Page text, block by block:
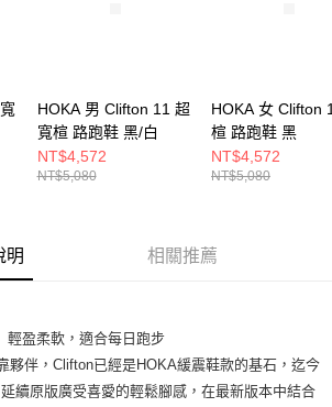
HOKA 男 Clifton 11 超
寬楦 路跑鞋 黑/白
NT$4,572
NT$5,080
HOKA 女 Clifton
楦 路跑鞋 黑
NT$4,572
NT$5,080
明 相關推薦
輕盈柔軟，適合每日跑步
夥伴，Clifton已經是HOKA緩震鞋款的基石，迄今
續原版廣受喜愛的輕鬆腳感，在最新版本中結合